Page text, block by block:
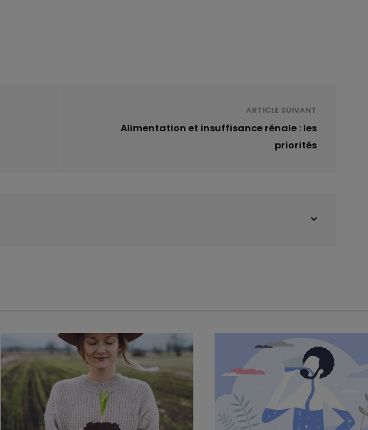
ARTICLE SUIVANT
Alimentation et insuffisance rénale : les
priorités